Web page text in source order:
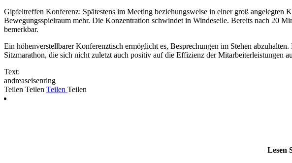
Gipfeltreffen Konferenz: Spätestens im Meeting beziehungsweise in einer groß
Bewegungsspielraum mehr. Die Konzentration schwindet in Windeseile. Bereits nach 20
bemerkbar.
Ein höhenverstellbarer Konferenztisch ermöglicht es, Besprechungen im Stehen
Sitzmarathon, die sich nicht zuletzt auch positiv auf die Effizienz der Mitarbeiterleistungen
Text:
andreaseisenring
Teilen Teilen Teilen Teilen
Lesen